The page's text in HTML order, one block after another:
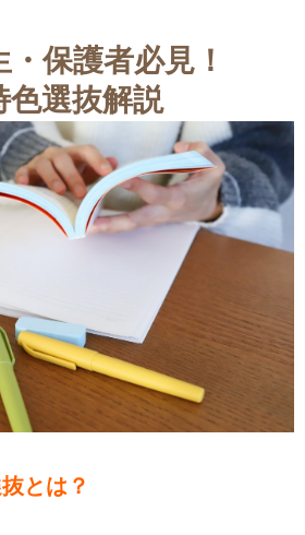
保護者必見！
色選抜解説
とは？